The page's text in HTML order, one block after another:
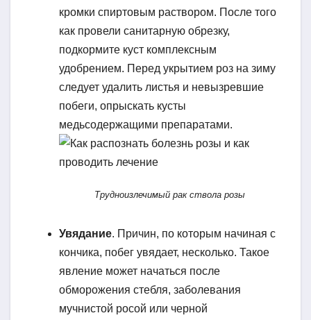
кромки спиртовым раствором. После того
как провели санитарную обрезку,
подкормите куст комплексным
удобрением. Перед укрытием роз на зиму
следует удалить листья и невызревшие
побеги, опрыскать кусты
медьсодержащими препаратами.
Трудноизлечимый рак ствола розы
Увядание. Причин, по которым начиная с
кончика, побег увядает, несколько. Такое
явление может начаться после
обморожения стебля, заболевания
мучнистой росой или черной